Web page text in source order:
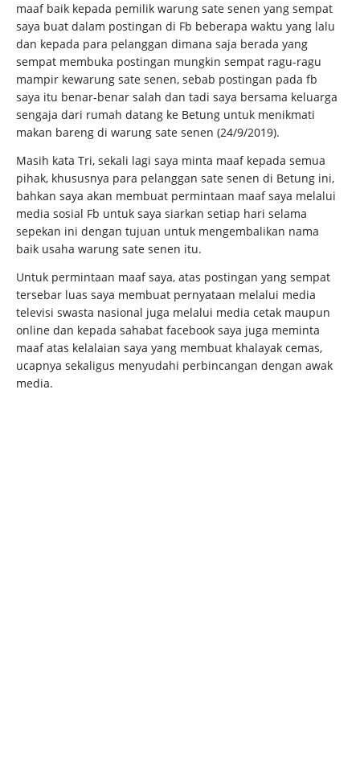
maaf baik kepada pemilik warung sate senen yang sempat
saya buat dalam postingan di Fb beberapa waktu yang lalu
dan kepada para pelanggan dimana saja berada yang
sempat membuka postingan mungkin sempat ragu-ragu
mampir kewarung sate senen, sebab postingan pada fb
saya itu benar-benar salah dan tadi saya bersama keluarga
sengaja dari rumah datang ke Betung untuk menikmati
makan bareng di warung sate senen (24/9/2019).
Masih kata Tri, sekali lagi saya minta maaf kepada semua
pihak, khususnya para pelanggan sate senen di Betung ini,
bahkan saya akan membuat permintaan maaf saya melalui
media sosial Fb untuk saya siarkan setiap hari selama
sepekan ini dengan tujuan untuk mengembalikan nama
baik usaha warung sate senen itu.
Untuk permintaan maaf saya, atas postingan yang sempat
tersebar luas saya membuat pernyataan melalui media
televisi swasta nasional juga melalui media cetak maupun
online dan kepada sahabat facebook saya juga meminta
maaf atas kelalaian saya yang membuat khalayak cemas,
ucapnya sekaligus menyudahi perbincangan dengan awak
media.